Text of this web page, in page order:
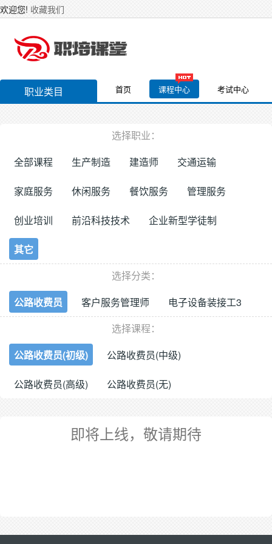
欢迎您! 收藏我们
职业类目 首页 课程中心 考试中心
选择职业：
全部课程
生产制造 建造师 交通运输
家庭服务 休闲服务 餐饮服务 管理服务
创业培训 前沿科技技术 企业新型学徒制
其它
选择分类：
公路收费员
客户服务管理师
电子设备装接工3
选择课程：
公路收费员(初级)
公路收费员(中级)
公路收费员(高级) 公路收费员(无)
即将上线，敬请期待